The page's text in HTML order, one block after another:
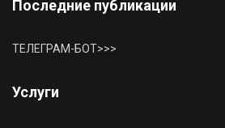
Последние публикации
ТЕЛЕГРАМ-БОТ>>>
Услуги